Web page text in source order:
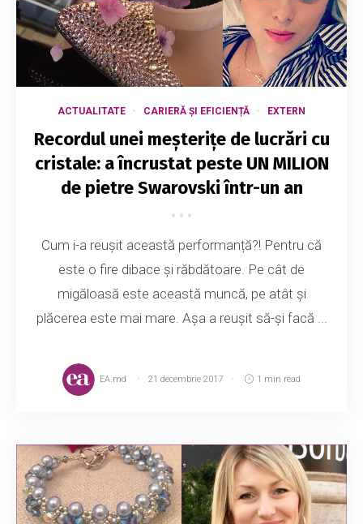
ACTUALITATE CARIERĂ ȘI EFICIENȚĂ EXTERN
Recordul unei meșterițe de lucrări cu
cristale: a încrustat peste UN MILION
de pietre Swarovski într-un an
Cum i-a reușit această performanță?! Pentru că
este o fire dibace și răbdătoare. Pe cât de
migăloasă este această muncă, pe atât și
plăcerea este mai mare. Așa a reușit să-și facă ...
EA.md 21 decembrie 2017 1 min read